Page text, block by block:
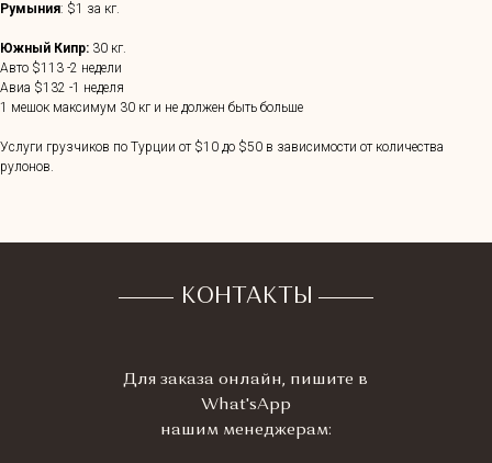
Румыния: $1 за кг.
Южный Кипр: 30 кг.
Авто $113 -2 недели
Авиа $132 -1 неделя
1 мешок максимум 30 кг и не должен быть больше
Услуги грузчиков по Турции от $10 до $50 в зависимости от количества
рулонов.
КОНТАКТЫ
Для заказа онлайн, пишите в
What'sApp
нашим менеджерам: